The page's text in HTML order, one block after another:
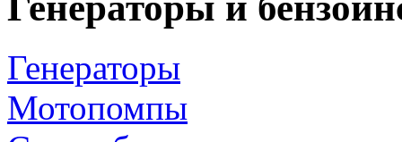
Генераторы
Мотопомпы